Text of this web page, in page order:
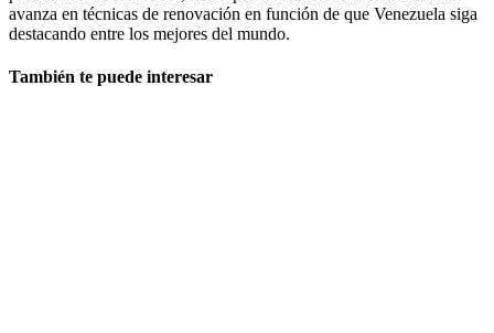
avanza en técnicas de renovación en función de que Venezuela siga
destacando entre los mejores del mundo.
También te puede interesar